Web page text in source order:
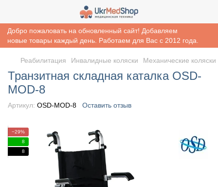
Добро пожаловать на обновленный сайт! Добавляем
новые товары каждый день. Работаем для Вас с 2012 года.
Реабилитация Инвалидные коляски Механические коляски
Транзитная складная каталка OSD-
MOD-8
Артикул: OSD-MOD-8 Оставить отзыв
−29%
8
8